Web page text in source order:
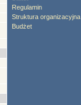
Regulamin
Struktura organizacyjna
Budżet